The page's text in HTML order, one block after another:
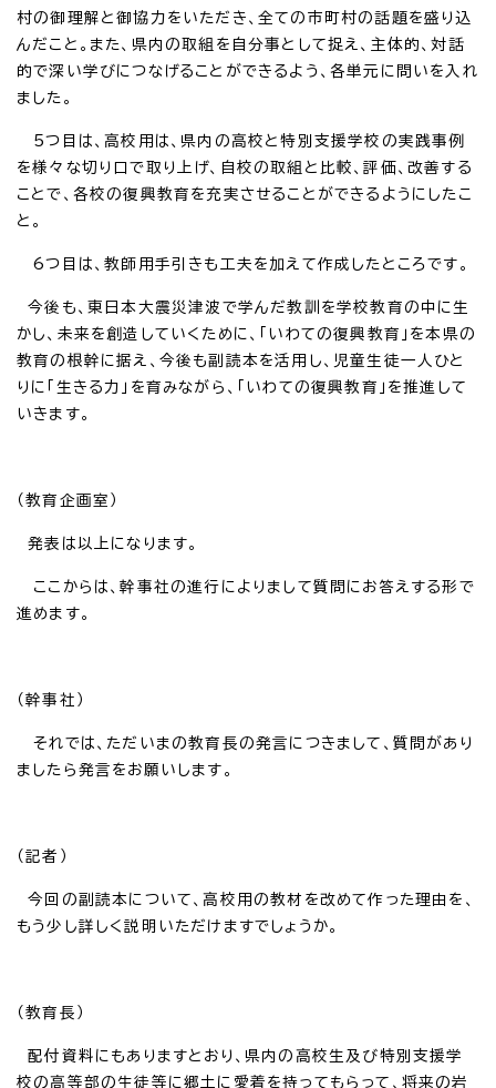
村の御理解と御協力をいただき、全ての市町村の話題を盛り込
んだこと。また、県内の取組を自分事として捉え、主体的、対話
的で深い学びにつなげることができるよう、各単元に問いを入れ
ました。
5つ目は、高校用は、県内の高校と特別支援学校の実践事例
を様々な切り口で取り上げ、自校の取組と比較、評価、改善する
ことで、各校の復興教育を充実させることができるようにしたこ
と。
6つ目は、教師用手引きも工夫を加えて作成したところです。
今後も、東日本大震災津波で学んだ教訓を学校教育の中に生
かし、未来を創造していくために、「いわての復興教育」を本県の
教育の根幹に据え、今後も副読本を活用し、児童生徒一人ひと
りに「生きる力」を育みながら、「いわての復興教育」を推進して
いきます。
（教育企画室）
発表は以上になります。
ここからは、幹事社の進行によりまして質問にお答えする形で
進めます。
（幹事社）
それでは、ただいまの教育長の発言につきまして、質問があり
ましたら発言をお願いします。
（記者）
今回の副読本について、高校用の教材を改めて作った理由を、
もう少し詳しく説明いただけますでしょうか。
（教育長）
配付資料にもありますとおり、県内の高校生及び特別支援学
校の高等部の生徒等に郷土に愛着を持ってもらって、将来の岩